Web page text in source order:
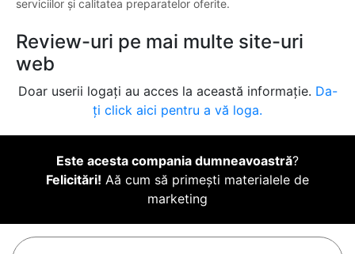
serviciilor și calitatea preparatelor oferite.
Review-uri pe mai multe site-uri
web
Doar userii logați au acces la această informație. Da-
ți click aici pentru a vă loga.
Este acesta compania dumneavoastră?
Felicitări! Aă cum să primești materialele de
marketing